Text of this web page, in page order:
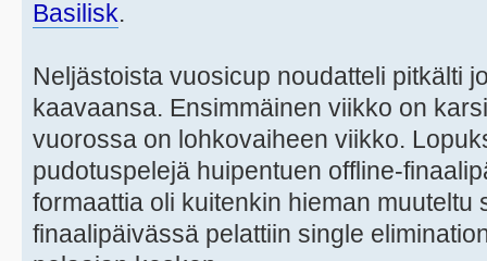
Basilisk.
Neljästoista vuosicup noudatteli pitkälti
kaavaansa. Ensimmäinen viikko on
vuorossa on lohkovaiheen viikko.
pudotuspelejä huipentuen offline-
formaattia oli kuitenkin hieman muuteltu
finaalipäivässä pelattiin single